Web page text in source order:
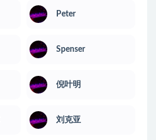
Peter
Spenser
倪叶明
刘克亚